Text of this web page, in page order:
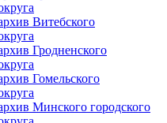
Витебского
Гродненского
Гомельского
Минского городского